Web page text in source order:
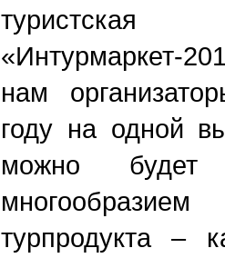
«Интурмаркет-
нам
году на одной
можно будет
турпродукта –